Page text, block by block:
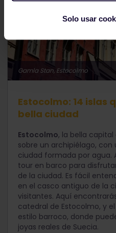
Solo usar
Gamla Stan, Estocolmo
Estocolmo: 14 islas
bella ciudad
Estocolmo, la bella capital
sobre un archipiélago,
ciudad formada por agua.
tour en barco para
de la ciudad. Es fácil
en el casco antiguo de la
visitantes. Aquí
catedral de Estocolmo, y
estilo barroco, donde
joyas reales de Suecia.